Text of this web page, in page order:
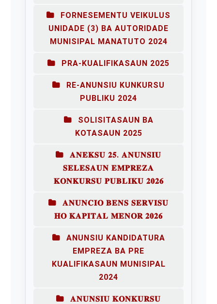
FORNESEMENTU VEIKULUS
UNIDADE (3) BA AUTORIDADE
MUNISIPAL MANATUTO 2024
PRA-KUALIFIKASAUN 2025
RE-ANUNSIU KUNKURSU
PUBLIKU 2024
SOLISITASAUN BA
KOTASAUN 2025
𝐀𝐍𝐄𝐊𝐒𝐔 𝟐𝟓. 𝐀𝐍𝐔𝐍𝐒𝐈𝐔
𝐒𝐄𝐋𝐄𝐒𝐀𝐔𝐍 𝐄𝐌𝐏𝐑𝐄𝐙𝐀
𝐊𝐎𝐍𝐊𝐔𝐑𝐒𝐔 𝐏𝐔𝐁𝐋𝐈𝐊𝐔 𝟐𝟎𝟐𝟔
𝐀𝐍𝐔𝐍𝐂𝐈𝐎 𝐁𝐄𝐍𝐒 𝐒𝐄𝐑𝐕𝐈𝐒𝐔
𝐇𝐎 𝐊𝐀𝐏𝐈𝐓𝐀𝐋 𝐌𝐄𝐍𝐎𝐑 𝟐𝟎𝟐𝟔
ANUNSIU KANDIDATURA
EMPREZA BA PRE
KUALIFIKASAUN MUNISIPAL
2024
𝐀𝐍𝐔𝐍𝐒𝐈𝐔 𝐊𝐎𝐍𝐊𝐔𝐑𝐒𝐔